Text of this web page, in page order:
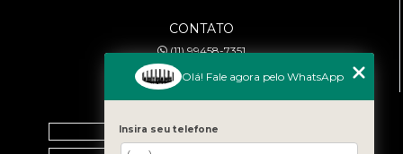
CONTATO
(11) 99458-7351
cursoabtrans@gmail.com
Home
Olá! Fale agora pelo WhatsApp
Insira seu telefone